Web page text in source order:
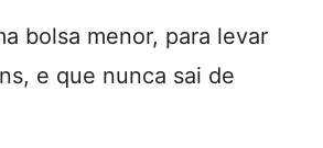
bolsa menor, para levar
e que nunca sai de